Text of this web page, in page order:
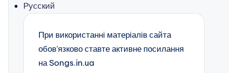
Русский
При використанні матеріалів сайта
обов’язково ставте активне посилання
на Songs.in.ua